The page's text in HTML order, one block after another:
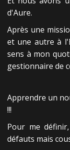
d'Aure.
Après une
et une autre à
sens à mon
gestionnaire de
Apprendre un
!!!
Pour me
défauts mais